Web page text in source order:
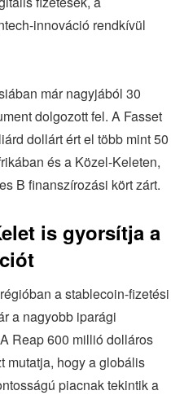
innováció rendkívül
már nagyjából 30
dolgozott fel. A Fasset
dollárt ért el több mint 50
és a Közel-Keleten,
B finanszírozási kört zárt.
is gyorsítja a
a stablecoin-fizetési
a nagyobb iparági
Reap 600 millió dolláros
mutatja, hogy a globális
piacnak tekintik a